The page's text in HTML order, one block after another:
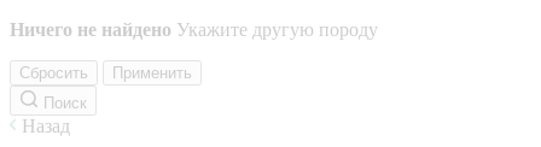
Ничего не найдено Укажите другую породу
Сбросить
Применить
Поиск
Назад